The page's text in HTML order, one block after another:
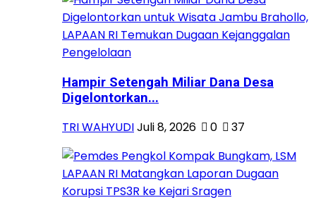
Hampir Setengah Miliar Dana Desa
Digelontorkan...
TRI WAHYUDIJuli 8, 2026 0 37